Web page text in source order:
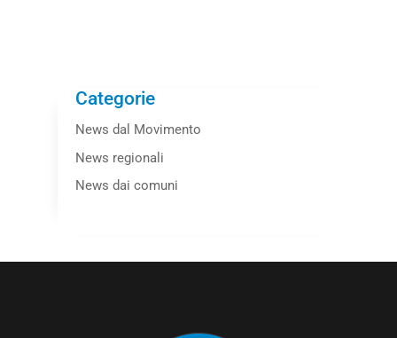
Categorie
News dal Movimento
News regionali
News dai comuni